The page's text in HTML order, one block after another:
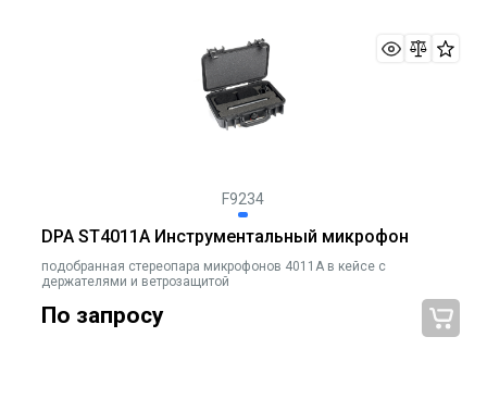
F9234
DPA ST4011A Инструментальный микрофон
подобранная стереопара микрофонов 4011А в кейсе c
держателями и ветрозащитой
По запросу